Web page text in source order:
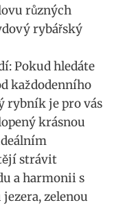
různých
rybářský
Pokud hledáte
každodenního
rybník je pro vás
krásnou
strávit
a harmonii s
zelenou